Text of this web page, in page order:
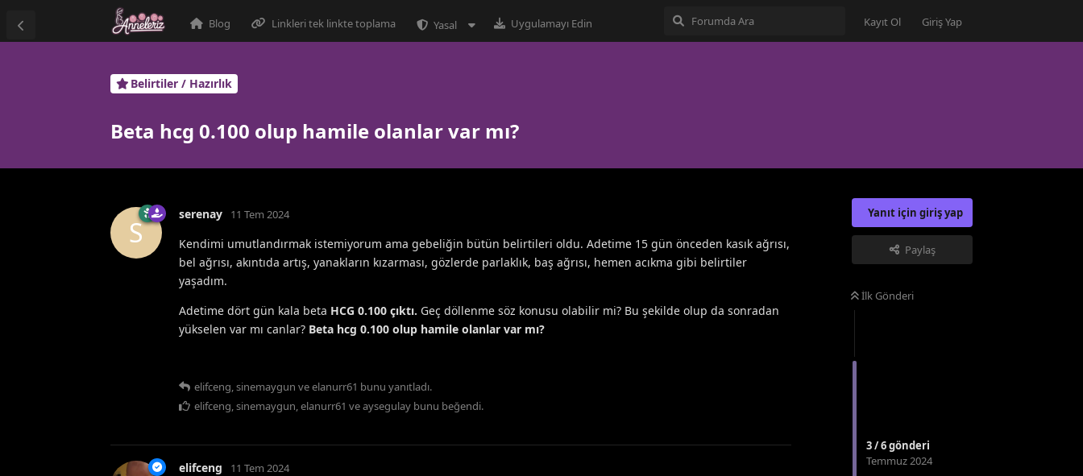
Blog Linkleri tek linkte toplama Yasal Uygulamayı Edin Kayıt Ol Giriş Yap
Belirtiler / Hazırlık
Beta hcg 0.100 olup hamile olanlar var mı?
Yanıt için giriş yap
Paylaş
İlk Gönderi
3/6gönderi
Temmuz 2024
S
serenay 11 Tem 2024
Kendimi umutlandırmak istemiyorum ama gebeliğin bütün belirtileri oldu. Adetime 15 gün önceden kasık ağrısı,
bel ağrısı, akıntıda artış, yanakların kızarması, gözlerde parlaklık, baş ağrısı, hemen acıkma gibi belirtiler
yaşadım.
Adetime dört gün kala beta HCG 0.100 çıktı. Geç döllenme söz konusu olabilir mi? Bu şekilde olup da sonradan
yükselen var mı canlar? Beta hcg 0.100 olup hamile olanlar var mı?
elifceng,sinemaygun veelanurr61 bunu yanıtladı.
elifceng,sinemaygun,elanurr61 veaysegulay bunu beğendi.
elifceng 11 Tem 2024